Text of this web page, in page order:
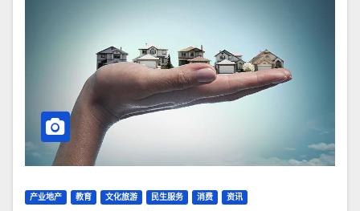
产业地产 教育 文化旅游 民生服务 消费 资讯